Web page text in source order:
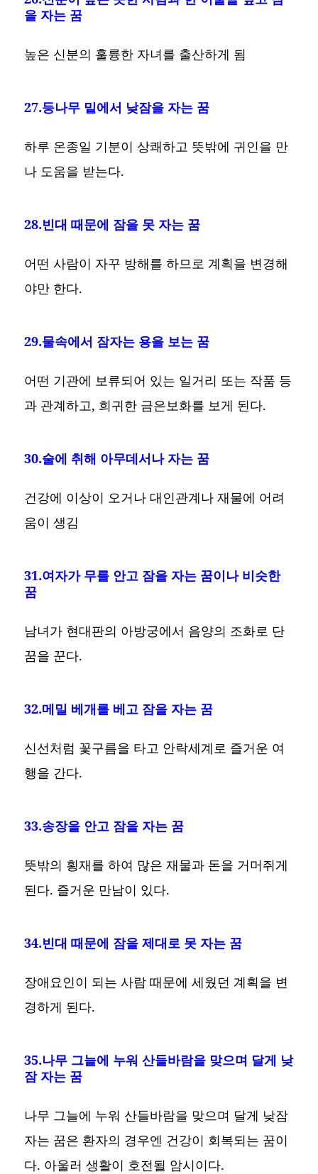
을 자는 꿈
높은 신분의 훌륭한 자녀를 출산하게 됨
27.등나무 밑에서 낮잠을 자는 꿈
하루 온종일 기분이 상쾌하고 뜻밖에 귀인을 만
나 도움을 받는다.
28.빈대 때문에 잠을 못 자는 꿈
어떤 사람이 자꾸 방해를 하므로 계획을 변경해
야만 한다.
29.물속에서 잠자는 용을 보는 꿈
어떤 기관에 보류되어 있는 일거리 또는 작품 등
과 관계하고, 희귀한 금은보화를 보게 된다.
30.술에 취해 아무데서나 자는 꿈
건강에 이상이 오거나 대인관계나 재물에 어려
움이 생김
31.여자가 무를 안고 잠을 자는 꿈이나 비슷한
꿈
남녀가 현대판의 아방궁에서 음양의 조화로 단
꿈을 꾼다.
32.메밀 베개를 베고 잠을 자는 꿈
신선처럼 꽃구름을 타고 안락세계로 즐거운 여
행을 간다.
33.송장을 안고 잠을 자는 꿈
뜻밖의 횡재를 하여 많은 재물과 돈을 거머쥐게
된다. 즐거운 만남이 있다.
34.빈대 때문에 잠을 제대로 못 자는 꿈
장애요인이 되는 사람 때문에 세웠던 계획을 변
경하게 된다.
35.나무 그늘에 누워 산들바람을 맞으며 달게 낮
잠 자는 꿈
나무 그늘에 누워 산들바람을 맞으며 달게 낮잠
자는 꿈은 환자의 경우엔 건강이 회복되는 꿈이
다. 아울러 생활이 호전될 암시이다.